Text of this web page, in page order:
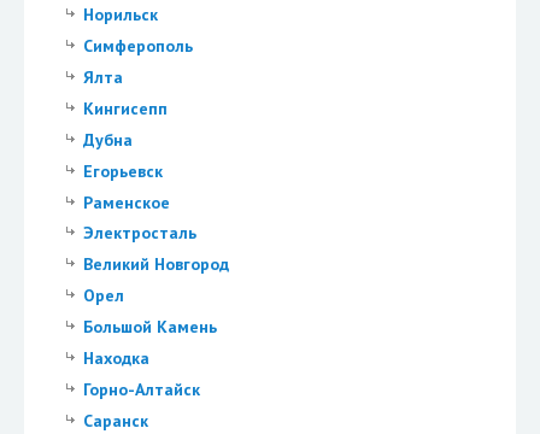
Норильск
Симферополь
Ялта
Кингисепп
Дубна
Егорьевск
Раменское
Электросталь
Великий Новгород
Орел
Большой Камень
Находка
Горно-Алтайск
Саранск